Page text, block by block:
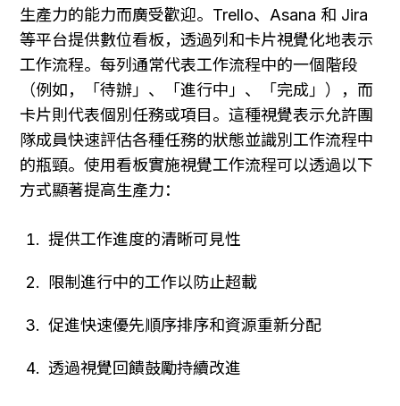
生產力的能力而廣受歡迎。Trello、Asana 和 Jira
等平台提供數位看板，透過列和卡片視覺化地表示
工作流程。每列通常代表工作流程中的一個階段
（例如，「待辦」、「進行中」、「完成」），而
卡片則代表個別任務或項目。這種視覺表示允許團
隊成員快速評估各種任務的狀態並識別工作流程中
的瓶頸。使用看板實施視覺工作流程可以透過以下
方式顯著提高生產力：
提供工作進度的清晰可見性
限制進行中的工作以防止超載
促進快速優先順序排序和資源重新分配
透過視覺回饋鼓勵持續改進